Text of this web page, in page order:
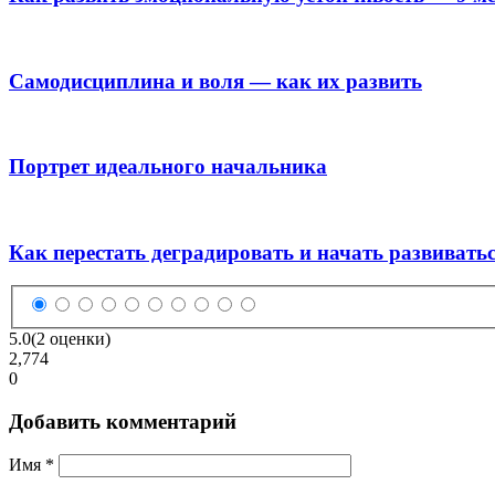
Самодисциплина и воля — как их развить
Портрет идеального начальника
Как перестать деградировать и начать
5.0(2 оценки)
2,774
0
Добавить комментарий
Имя *